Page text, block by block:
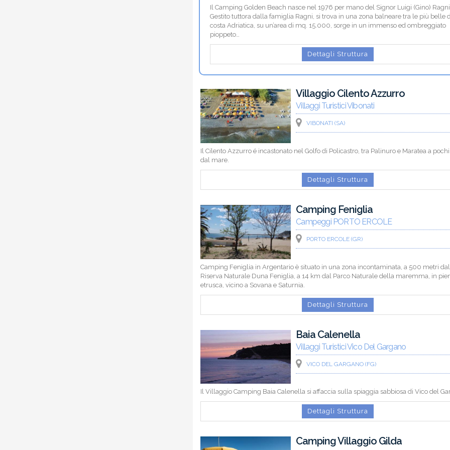
Il Camping Golden Beach nasce nel 1976 per mano del Signor Luigi (Gino)
Gestito tuttora dalla famiglia Ragni, si trova in una zona balneare tra le più belle
costa Adriatica, su un’area di mq. 15.000, sorge in un immenso ed ombreggiato
pioppeto…
Dettagli Struttura
Villaggio Cilento Azzurro
Villaggi Turistici Vibonati
VIBONATI (SA)
Il Cilento Azzurro é incastonato nel Golfo di Policastro, tra Palinuro e Maratea a pochi
dal mare.
Dettagli Struttura
Camping Feniglia
Campeggi PORTO ERCOLE
PORTO ERCOLE (GR)
Camping Feniglia in Argentario è situato in una zona incontaminata, a 500 metri
Riserva Naturale Duna Feniglia, a 14 km dal Parco Naturale della maremma, in
etrusca, vicino a Sovana e Saturnia.
Dettagli Struttura
Baia Calenella
Villaggi Turistici Vico Del Gargano
VICO DEL GARGANO (FG)
Il Villaggio Camping Baia Calenella si affaccia sulla spiaggia sabbiosa di Vico del
Dettagli Struttura
Camping Villaggio Gilda